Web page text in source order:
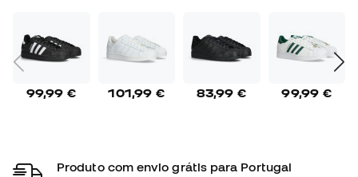
99,99 € 101,99 € 83,99 € 99,99 €
Produto com envio grátis para Portugal